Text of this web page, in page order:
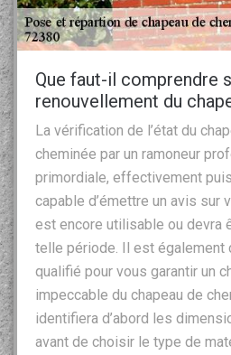
Que faut-il comprendre
renouvellement du
La vérification de l’état du
cheminée par un ramoneur
primordiale, effectivement
capable d’émettre un avis sur
est encore utilisable ou devra
telle période. Il est également
qualifié pour vous garantir un
impeccable du chapeau de
identifiera d’abord les
avant de choisir le type de